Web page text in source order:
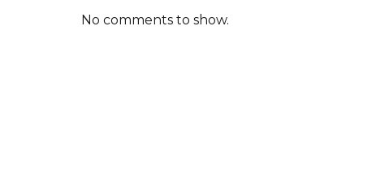
No comments to show.